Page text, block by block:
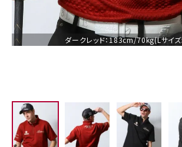
ダークレッド：183cm/70kg(Lサイ